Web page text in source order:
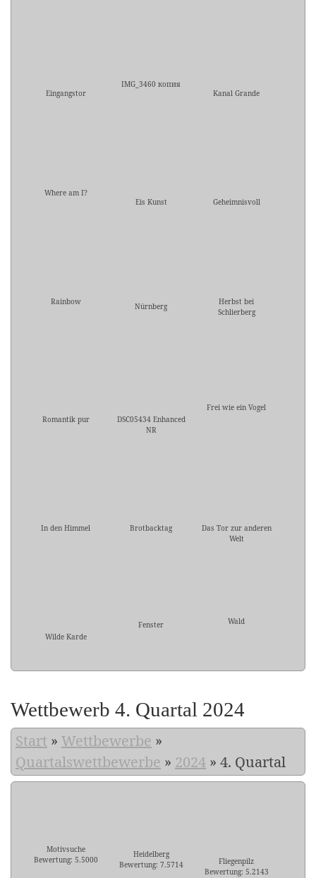
Eingangstor
IMG_3460 копия
Kanal Grande
Where am I?
Eis Kunst
Geheimnisvoll
Rainbow Nürnberg
Herbst bei
Schlierberg
Romantik pur
DSC05434 Enhanced
NR
Frei wie ein Vogel
In den Himmel Brotbacktag
Das Tor zur anderen
Welt
Wilde Karde
Fenster Wald
Wettbewerb 4. Quartal 2024
Start » Wettbewerbe »
Quartalswettbewerbe » 2024 » 4. Quartal
Motivsuche
Bewertung: 5.5000
Heidelberg
Bewertung: 7.5714
Fliegenpilz
Bewertung: 5.2143